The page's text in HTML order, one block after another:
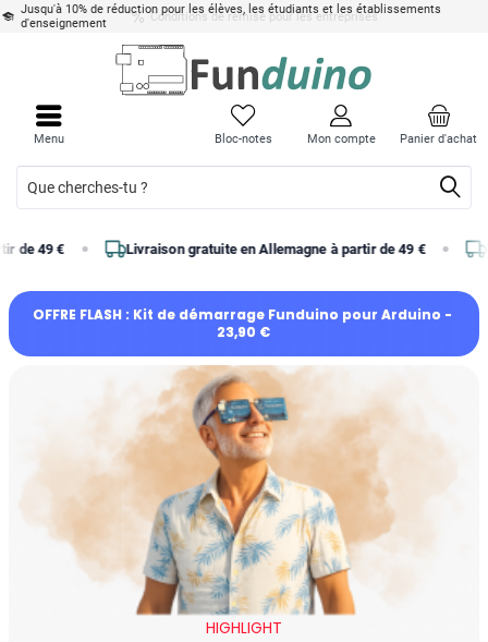
Jusqu'à 10% de réduction pour les élèves, les étudiants et les établissements
d'enseignement
Panier d'achat
Bloc-notes Mon compte
Menu
Livraison gratuite en Allemagne à partir de 49 € Livraison
OFFRE FLASH : Kit de démarrage Funduino pour Arduino -
23,90 €
HIGHLIGHT